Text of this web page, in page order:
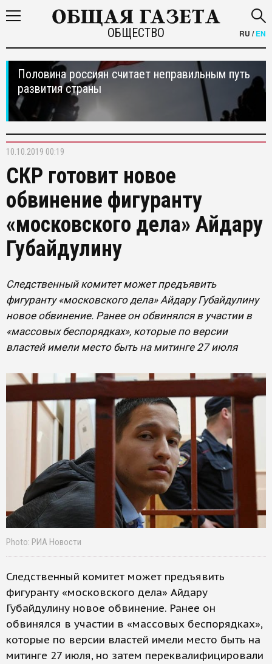
ОБЩЕСТВО RU /EN
Половина россиян считает неправильным путь
развития страны
10.10.2019 00:19
СКР готовит новое
обвинение фигуранту
«московского дела» Айдару
Губайдулину
Следственный комитет может предъявить
фигуранту «московского дела» Айдару Губайдулину
новое обвинение. Ранее он обвинялся в участии в
«массовых беспорядках», которые по версии
властей имели место быть на митинге 27 июля
Photo: РИА Новости
Следственный комитет может предъявить
фигуранту «московского дела» Айдару
Губайдулину новое обвинение. Ранее он
обвинялся в участии в «массовых беспорядках»,
которые по версии властей имели место быть на
митинге 27 июля, но затем переквалифицировали